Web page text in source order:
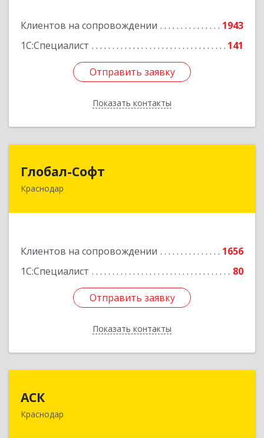
Клиентов на сопровождении
1943
1С:Специалист
141
Отправить заявку
Показать контакты
Подробнее
Отправить заявку
Назад
Глобал-Софт
Краснодар
Клиентов на сопровождении
1656
1С:Специалист
80
Отправить заявку
Показать контакты
350018, Краснодарский край, Краснодар г,
Отправить заявку
Назад
АСК
Краснодар350900, Краснодарский край, Краснодар г,